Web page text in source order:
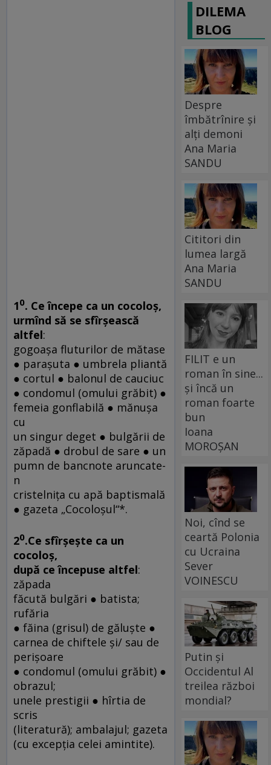
10. Ce începe ca un cocoloş,
urmînd să se sfîrşească
altfel:
gogoaşa fluturilor de mătase
● paraşuta ● umbrela pliantă
● cortul ● balonul de cauciuc
● condomul (omului grăbit) ●
femeia gonflabilă ● mănuşa
cu
un singur deget ● bulgării de
zăpadă ● drobul de sare ● un
pumn de bancnote aruncate-
n
cristelniţa cu apă baptismală
● gazeta „Cocoloşul“*.
20.Ce sfîrşeşte ca un
cocoloş,
după ce începuse altfel:
zăpada
făcută bulgări ● batista;
rufăria
● făina (grisul) de găluşte ●
carnea de chiftele şi/ sau de
perişoare
● condomul (omului grăbit) ●
obrazul;
unele prestigii ● hîrtia de
scris
(literatură); ambalajul; gazeta
(cu excepţia celei amintite).
DILEMA
BLOG
Despre
îmbătrînire și
alți demoni
Ana Maria
SANDU
Cititori din
lumea largă
Ana Maria
SANDU
FILIT e un
roman în sine...
și încă un
roman foarte
bun
Ioana
MOROȘAN
Noi, cînd se
ceartă Polonia
cu Ucraina
Sever
VOINESCU
Putin și
Occidentul Al
treilea război
mondial?